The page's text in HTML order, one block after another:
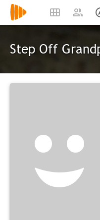
Step Off